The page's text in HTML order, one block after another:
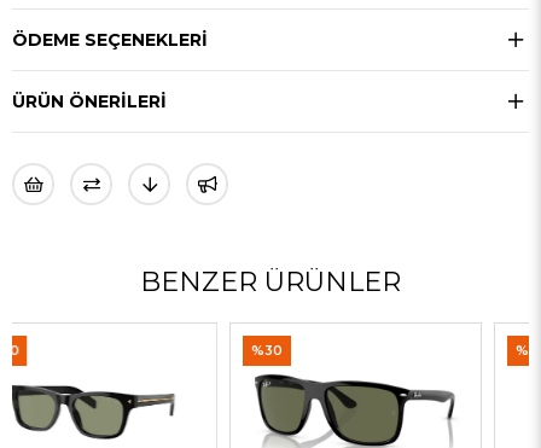
ÖDEME SEÇENEKLERI
ÜRÜN ÖNERILERI
BENZER ÜRÜNLER